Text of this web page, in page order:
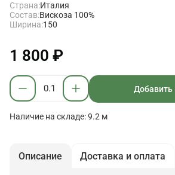
Страна:Италия
Состав:Вискоза 100%
Ширина:150
1 800 ₽
Добавить
Наличие на складе: 9.2 м
Описание Доставка и оплата